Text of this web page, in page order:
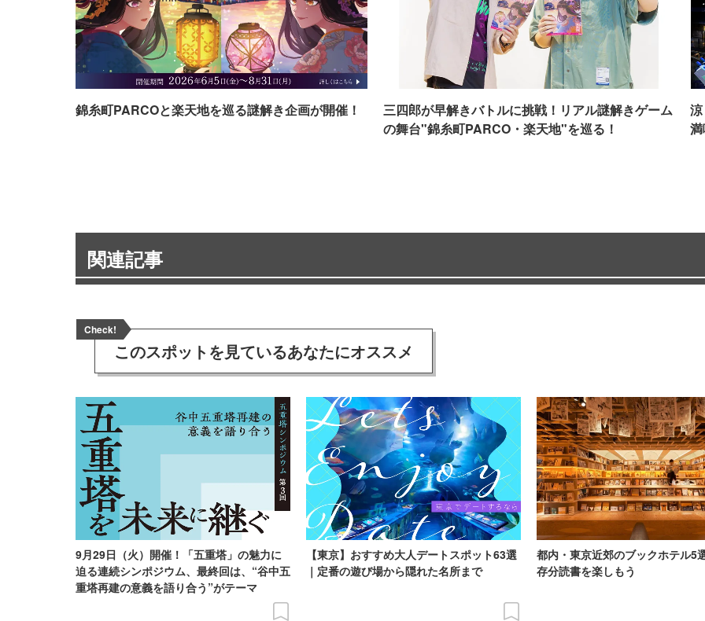
錦糸町PARCOと楽天地を巡る謎解き企画が開催！
三四郎が早解きバトルに挑戦！リアル謎解きゲーム
の舞台"錦糸町PARCO・楽天地"を巡る！
関連記事
Check!
このスポットを見ているあなたにオススメ
9月29日（火）開催！「五重塔」の魅力に
迫る連続シンポジウム、最終回は、“谷中五
重塔再建の意義を語り合う”がテーマ
【東京】おすすめ大人デートスポット63選
｜定番の遊び場から隠れた名所まで
都内・東京近郊のブックホテル5
存分読書を楽しもう